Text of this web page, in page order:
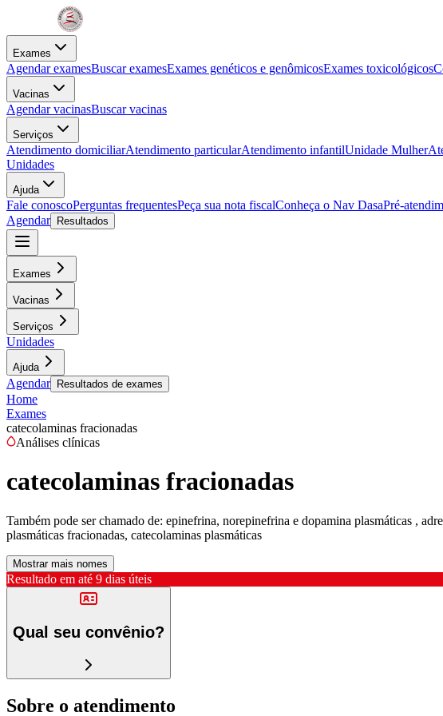
Exames
Agendar examesBuscar examesExames genéticos e genômicosExames toxicológicos
Vacinas
Agendar vacinasBuscar vacinas
Serviços
Atendimento domiciliarAtendimento particularAtendimento infantilUnidade Mulher
Unidades
Ajuda
Fale conoscoPerguntas frequentesPeça sua nota fiscalConheça o Nav DasaPré-
Agendar
Resultados
Exames
Vacinas
Serviços
Unidades
Ajuda
Agendar Resultados de exames
Home
Exames
catecolaminas fracionadas
Análises clínicas
catecolaminas fracionadas
Também pode ser chamado de: epinefrina, norepinefrina e dopamina plasmáticas ,
plasmáticas fracionadas, catecolaminas plasmáticas
Mostrar mais nomes
Resultado em até 9 dias úteis
Qual seu convênio?
Sobre o atendimento